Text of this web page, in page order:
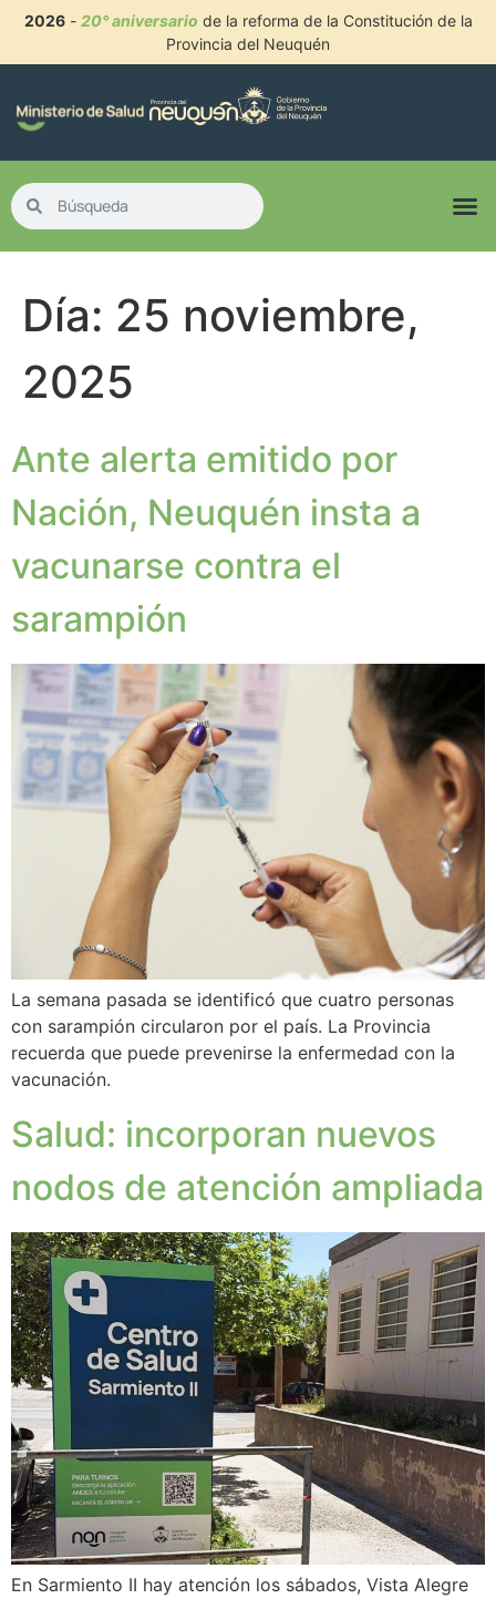
2026- 20° aniversario de la reforma de la Constitución de la
Provincia del Neuquén
Día: 25 noviembre,
2025
Ante alerta emitido por
Nación, Neuquén insta a
vacunarse contra el
sarampión
La semana pasada se identificó que cuatro personas
con sarampión circularon por el país. La Provincia
recuerda que puede prevenirse la enfermedad con la
vacunación.
Salud: incorporan nuevos
nodos de atención ampliada
En Sarmiento II hay atención los sábados, Vista Alegre